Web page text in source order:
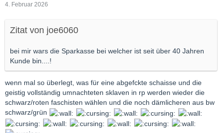
4. Februar 2026
Zitat von joe6060
bei mir wars die Sparkasse bei welcher ist seit über 40 Jahren
Kunde bin....!
wenn mal so überlegt, was für eine abgefckte schaisse und die
geistig vollständig umnachteten sklaven in rp werden wieder die
schwarz/roten faschisten wählen und die noch dämlicheren aus bw
schwarz/grün